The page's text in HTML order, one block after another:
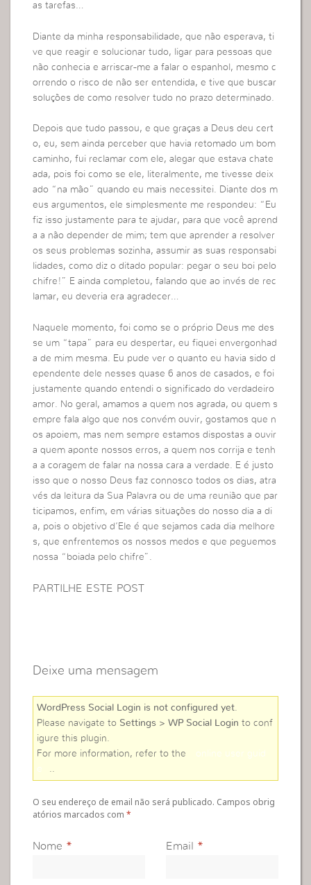
as tarefas…
Diante da minha responsabilidade, que não esperava, ti
ve que reagir e solucionar tudo, ligar para pessoas que
não conhecia e arriscar-me a falar o espanhol, mesmo c
orrendo o risco de não ser entendida, e tive que buscar
soluções de como resolver tudo no prazo determinado.
Depois que tudo passou, e que graças a Deus deu cert
o, eu, sem ainda perceber que havia retomado um bom
caminho, fui reclamar com ele, alegar que estava chate
ada, pois foi como se ele, literalmente, me tivesse deix
ado “na mão” quando eu mais necessitei. Diante dos m
eus argumentos, ele simplesmente me respondeu: “Eu
fiz isso justamente para te ajudar, para que você aprend
a a não depender de mim; tem que aprender a resolver
os seus problemas sozinha, assumir as suas responsabi
lidades, como diz o ditado popular: pegar o seu boi pelo
chifre!” E ainda completou, falando que ao invés de rec
lamar, eu deveria era agradecer…
Naquele momento, foi como se o próprio Deus me des
se um “tapa” para eu despertar, eu fiquei envergonhad
a de mim mesma. Eu pude ver o quanto eu havia sido d
ependente dele nesses quase 6 anos de casados, e foi
justamente quando entendi o significado do verdadeiro
amor. No geral, amamos a quem nos agrada, ou quem s
empre fala algo que nos convém ouvir, gostamos que n
os apoiem, mas nem sempre estamos dispostas a ouvir
a quem aponte nossos erros, a quem nos corrija e tenh
a a coragem de falar na nossa cara a verdade. E é justo
isso que o nosso Deus faz connosco todos os dias, atra
vés da leitura da Sua Palavra ou de uma reunião que par
ticipamos, enfim, em várias situações do nosso dia a di
a, pois o objetivo d’Ele é que sejamos cada dia melhore
s, que enfrentemos os nossos medos e que peguemos
nossa “boiada pelo chifre”.
PARTILHE ESTE POST
Deixe uma mensagem
WordPress Social Login is not configured yet
Please navigate to Settings > WP Social Login to conf
igure this plugin.
For more information, refer to the
online user guid
e
O seu endereço de email não será publicado. Campos obrig
atórios marcados com*
Nome * Email *